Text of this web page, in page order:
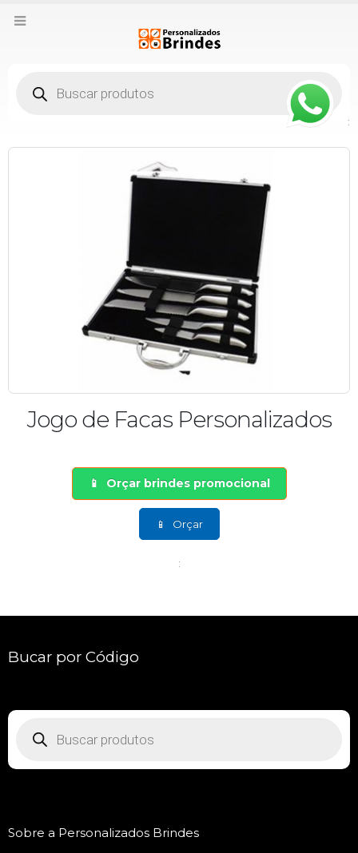
produtos
:
Jogo de Facas Personalizados
Orçar brindes promocional
Orçar
:
Bucar por Código
Sobre a Personalizados Brindes